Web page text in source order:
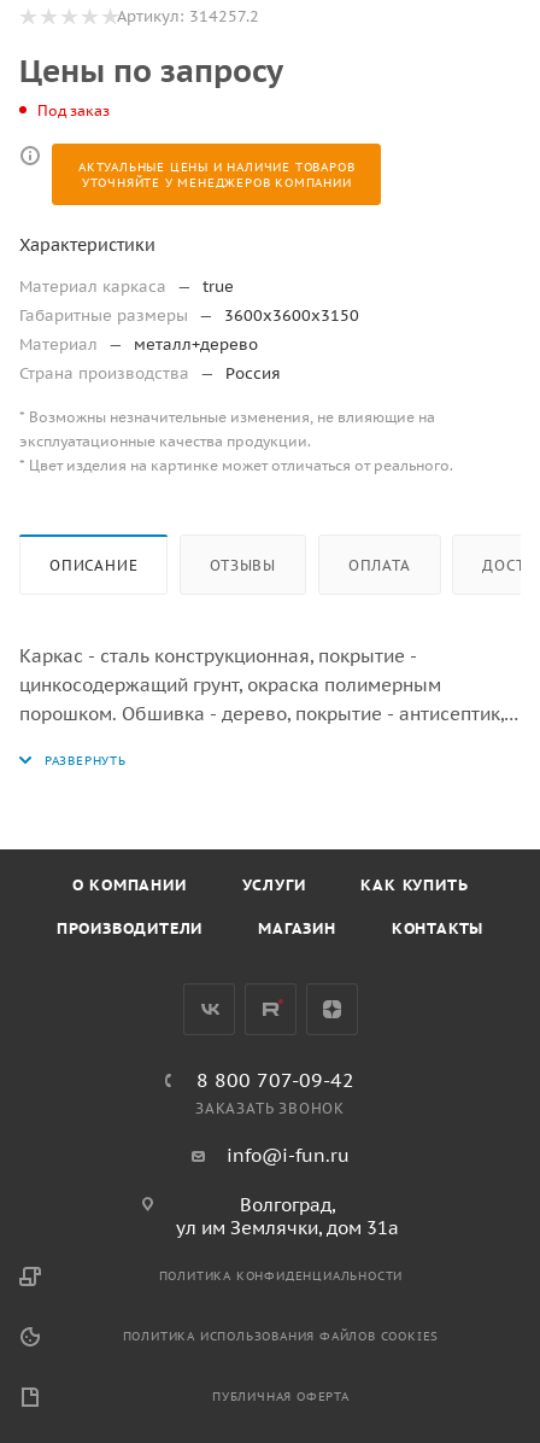
Артикул: 314257.2
Цены по запросу
Под заказ
АКТУАЛЬНЫЕ ЦЕНЫ И НАЛИЧИЕ ТОВАРОВ
УТОЧНЯЙТЕ У МЕНЕДЖЕРОВ КОМПАНИИ
Характеристики
Материал каркаса —
true
Габаритные размеры
—
3600х3600х3150
Материал
—
металл+дерево
Страна производства
— Россия
* Возможны незначительные изменения, не влияющие на
эксплуатационные качества продукции.
* Цвет изделия на картинке может отличаться от реального.
ОПИСАНИЕ ОТЗЫВЫ ОПЛАТА
Каркас - сталь конструкционная, покрытие -
цинкосодержащий грунт, окраска полимерным
порошком. Обшивка - дерево, покрытие - антисептик,
О КОМПАНИИ УСЛУГИ КАК КУПИТЬ
ПРОИЗВОДИТЕЛИ МАГАЗИН КОНТАКТЫ
8 800 707-09-42
ЗАКАЗАТЬ ЗВОНОК
info@i-fun.ru
Волгоград,
ул им Землячки, дом 31а
ПОЛИТИКА КОНФИДЕНЦИАЛЬНОСТИ
ПОЛИТИКА ИСПОЛЬЗОВАНИЯ ФАЙЛОВ COOKIES
ПУБЛИЧНАЯ ОФЕРТА